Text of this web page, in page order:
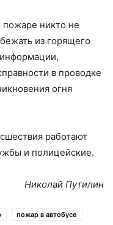
пожаре никто не
из горящего
в проводке
огня
работают
и полицейские.
Николай Путилин
пожар в автобусе